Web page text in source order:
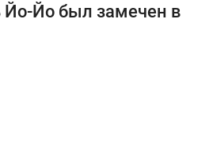
Йо-Йо был замечен в